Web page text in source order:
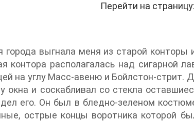
Перейти на страницу:
города выгнала меня из старой
контора располагалась над сигарной
на углу Масс-авеню и Бойлстон-стрит.
окна и соскабливал со стекла
его. Он был в бледно-зеленом
острые концы воротника которой